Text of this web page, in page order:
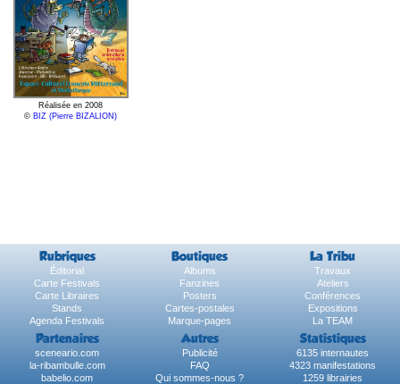
Réalisée en 2008
© BIZ (Pierre BIZALION)
Rubriques Boutiques La Tribu
Éditorial Albums
Travaux
Carte Festivals
Fanzines
Ateliers
Carte Libraires
Posters
Conférences
Stands
Cartes-postales
Expositions
Agenda Festivals
Marque-pages La TEAM
Partenaires Autres Statistiques
sceneario.com Publicité
6135 internautes
la-ribambulle.com
FAQ
4323 manifestations
babelio.com
Qui sommes-nous ? 1259 librairies